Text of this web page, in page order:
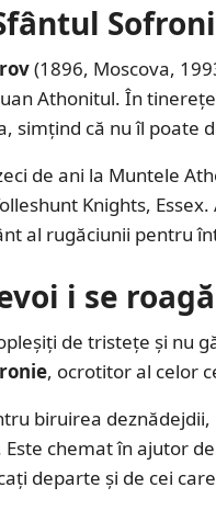
(1896, Moscova,
Athonitul. În
simțind că nu îl poate
de ani la Muntele
Knights,
al rugăciunii pentru
i se
de tristețe și nu
, ocrotitor al celor
biruirea
chemat în ajutor
departe și de cei